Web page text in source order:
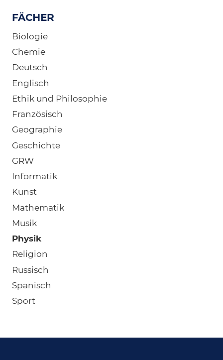
FÄCHER
Biologie
Chemie
Deutsch
Englisch
Ethik und Philosophie
Französisch
Geographie
Geschichte
GRW
Informatik
Kunst
Mathematik
Musik
Physik
Religion
Russisch
Spanisch
Sport